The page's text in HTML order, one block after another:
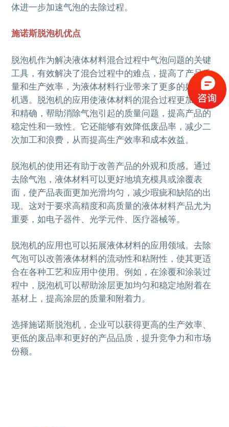
体进一步加速气泡的去除过程。
施诺斯脱泡机优点
脱泡机作为解决液体材料混合过程中气泡问题的关键
工具，有效解决了混合过程中的难点，提高了产品质
量和生产效率，为液体材料行业带来了更多的好处和
机遇。脱泡机的应用使液体材料的混合过程更加可控
和精确，帮助消除气泡引起的质量问题，提高产品的
稳定性和一致性。它还能够有效降低废品率，减少二
次加工和浪费，从而提高生产效率和成本效益。
脱泡机的使用还有助于改善产品的外观和质感。通过
去除气泡，液体材料可以更好地填充模具或涂覆表
面，使产品表面更加光滑均匀，减少瑕疵和缺陷的出
现。这对于要求高精度和高质量的液体材料产品尤为
重要，如电子器件、光学元件、医疗器械等。
脱泡机的应用也可以拓展液体材料的应用领域。去除
气泡可以改善液体材料的流动性和粘附性，使其更适
合在各种工艺和应用中使用。例如，在涂覆和涂装过
程中，脱泡机可以帮助涂层更加均匀和稳定地附着在
基材上，提高涂层的质量和附着力。
选择施诺斯脱泡机，企业可以获得更高的生产效率、
更低的废品率和更好的产品品质，提升竞争力和市场
份额。